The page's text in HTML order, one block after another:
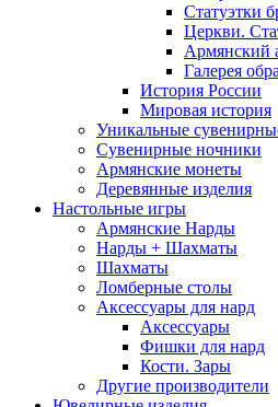
Статуэтки
Церкви.
Армянский
Галерея
История России
Мировая история
Уникальные
Сувенирные ночники
Армянские монеты
Деревянные изделия
Настольные игры
Армянские Нарды
Нарды + Шахматы
Шахматы
Ломберные столы
Аксессуары для нард
Аксессуары
Фишки для нард
Кости. Зары
Другие производители